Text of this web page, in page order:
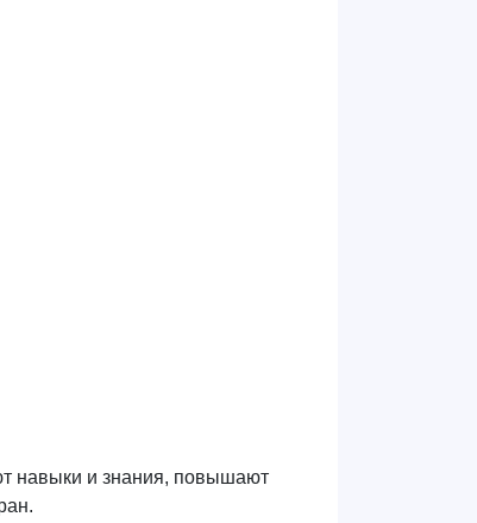
навыки и знания, повышают